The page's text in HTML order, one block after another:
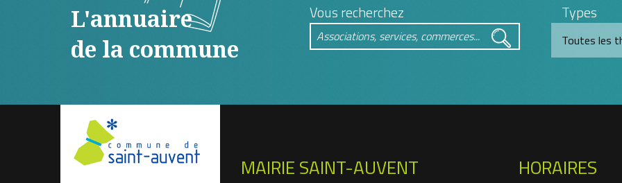
L'annuaire
de la commune
Vous recherchez Types
MAIRIE SAINT-AUVENT HORAIRES